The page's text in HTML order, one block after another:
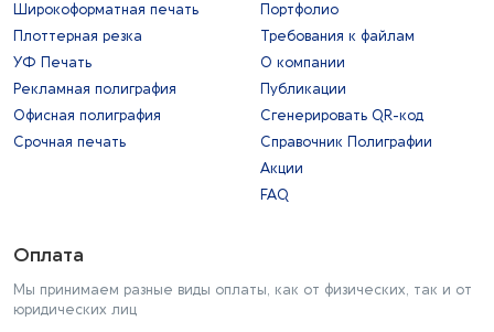
Широкоформатная печать
Плоттерная резка
УФ Печать
Рекламная полиграфия
Офисная полиграфия
Срочная печать
Портфолио
Требования к файлам
О компании
Публикации
Сгенерировать QR-код
Справочник Полиграфии
Акции
FAQ
Оплата
Мы принимаем разные виды оплаты, как от физических, так и от
юридических лиц